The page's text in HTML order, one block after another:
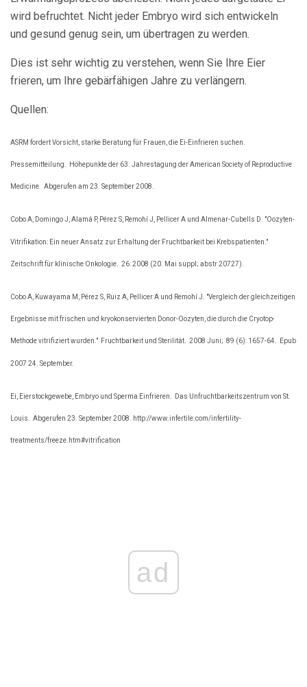
wird befruchtet. Nicht jeder Embryo wird sich entwickeln
und gesund genug sein, um übertragen zu werden.
Dies ist sehr wichtig zu verstehen, wenn Sie Ihre Eier
frieren, um Ihre gebärfähigen Jahre zu verlängern.
Quellen:
ASRM fordert Vorsicht, starke Beratung für Frauen, die Ei-Einfrieren suchen.
Pressemitteilung. Höhepunkte der 63. Jahrestagung der American Society of Reproductive
Medicine. Abgerufen am 23. September 2008.
Cobo A, Domingo J, Alamá P, Pérez S, Remohí J, Pellicer A und Almenar-Cubells D. "Oozyten-
Vitrifikation: Ein neuer Ansatz zur Erhaltung der Fruchtbarkeit bei Krebspatienten."
Zeitschrift für klinische Onkologie. 26: 2008 (20. Mai suppl; abstr 20727).
Cobo A, Kuwayama M, Pérez S, Ruiz A, Pellicer A und Remohí J. "Vergleich der gleichzeitigen
Ergebnisse mit frischen und kryokonservierten Donor-Oozyten, die durch die Cryotop-
Methode vitrifiziert wurden." Fruchtbarkeit und Sterilität. 2008 Juni; 89 (6): 1657-64. Epub
2007 24. September.
Ei, Eierstockgewebe, Embryo und Sperma Einfrieren. Das Unfruchtbarkeitszentrum von St.
Louis. Abgerufen 23. September 2008. http://www.infertile.com/infertility-
treatments/freeze.htm#vitrification
ad